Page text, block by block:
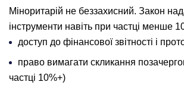
Міноритарій не беззахисний. Закон
інструменти навіть при частці менше
доступ до фінансової звітності і
право вимагати скликання
частці 10%+)